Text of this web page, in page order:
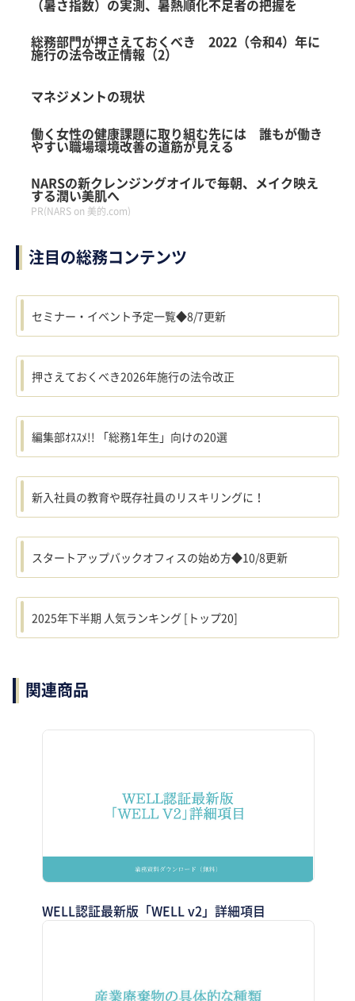
（暑さ指数）の実測、暑熱順化不足者の把握を
総務部門が押さえておくべき 2022（令和4）年に
施行の法令改正情報（2）
マネジメントの現状
働く女性の健康課題に取り組む先には 誰もが働き
やすい職場環境改善の道筋が見える
NARSの新クレンジングオイルで毎朝、メイク映え
する潤い美肌へ
PR(NARS on 美的.com)
注目の総務コンテンツ
セミナー・イベント予定一覧◆8/7更新
押さえておくべき2026年施行の法令改正
編集部ｵｽｽﾒ!! 「総務1年生」向けの20選
新入社員の教育や既存社員のリスキリングに！
スタートアップバックオフィスの始め方◆10/8更新
2025年下半期 人気ランキング [トップ20]
関連商品
WELL認証最新版「WELL v2」詳細項目